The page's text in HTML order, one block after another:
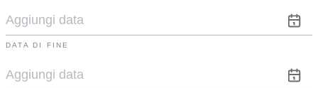
DATA DI FINE